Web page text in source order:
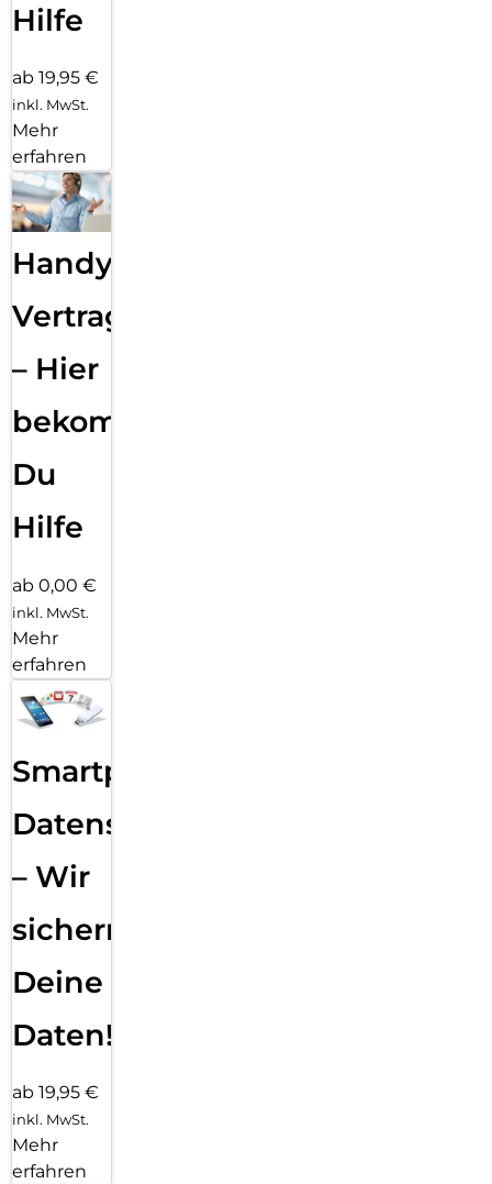
Hilfe
ab 19,95 €
inkl. MwSt.
Mehr
erfahren
Handy
Vertragsabwicklung
– Hier
bekommst
Du
Hilfe
ab 0,00 €
inkl. MwSt.
Mehr
erfahren
Smartphone
Datensicherung
– Wir
sichern
Deine
Daten!
ab 19,95 €
inkl. MwSt.
Mehr
erfahren